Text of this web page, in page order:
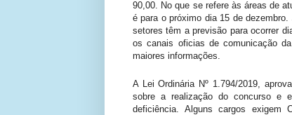
90,00. No que se refere às áreas de
é para o próximo dia 15 de
setores têm a previsão para ocorrer
os canais oficias de comunicação
maiores informações.
A Lei Ordinária Nº 1.794/2019,
sobre a realização do concurso e
deficiência. Alguns cargos exigem